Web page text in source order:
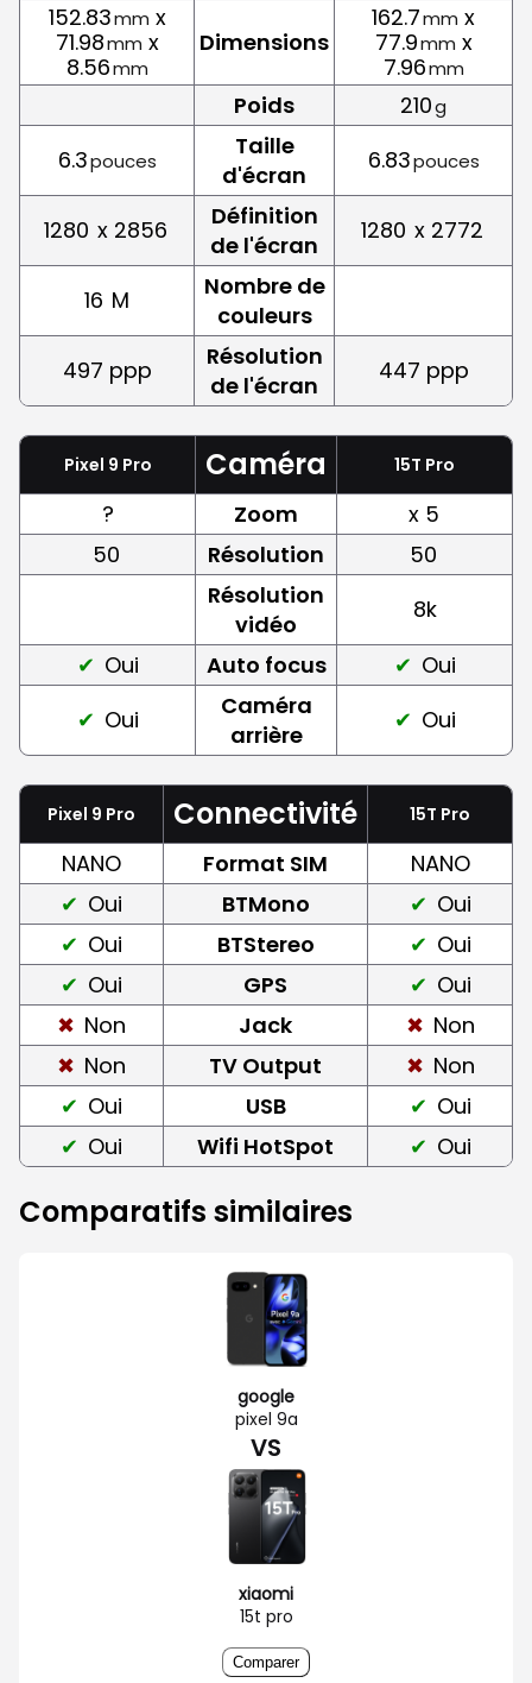
152.83mm x
71.98mm x
8.56mm
Dimensions
162.7mm x
77.9mm x
7.96mm
Poids 210g
6.3pouces
Taille
d'écran
6.83pouces
1280 x 2856
Définition
de l'écran
1280 x 2772
16 M
Nombre de
couleurs
497 ppp
Résolution
de l'écran
447 ppp
Pixel 9 Pro Caméra 15T Pro
? Zoom
x 5
50
Résolution
50
Résolution
vidéo
8k
Oui
Auto focus
Oui
Oui
Caméra
arrière
Oui
Pixel 9 Pro Connectivité 15T Pro
NANO Format SIM
NANO
Oui
BTMono
Oui
Oui
BTStereo
Oui
Oui
GPS
Oui
Non
Jack
Non
Non
TV Output
Non
Oui
USB
Oui
Oui
Wifi HotSpot Oui
Comparatifs similaires
google
pixel 9a
VS
xiaomi
15t pro
Comparer